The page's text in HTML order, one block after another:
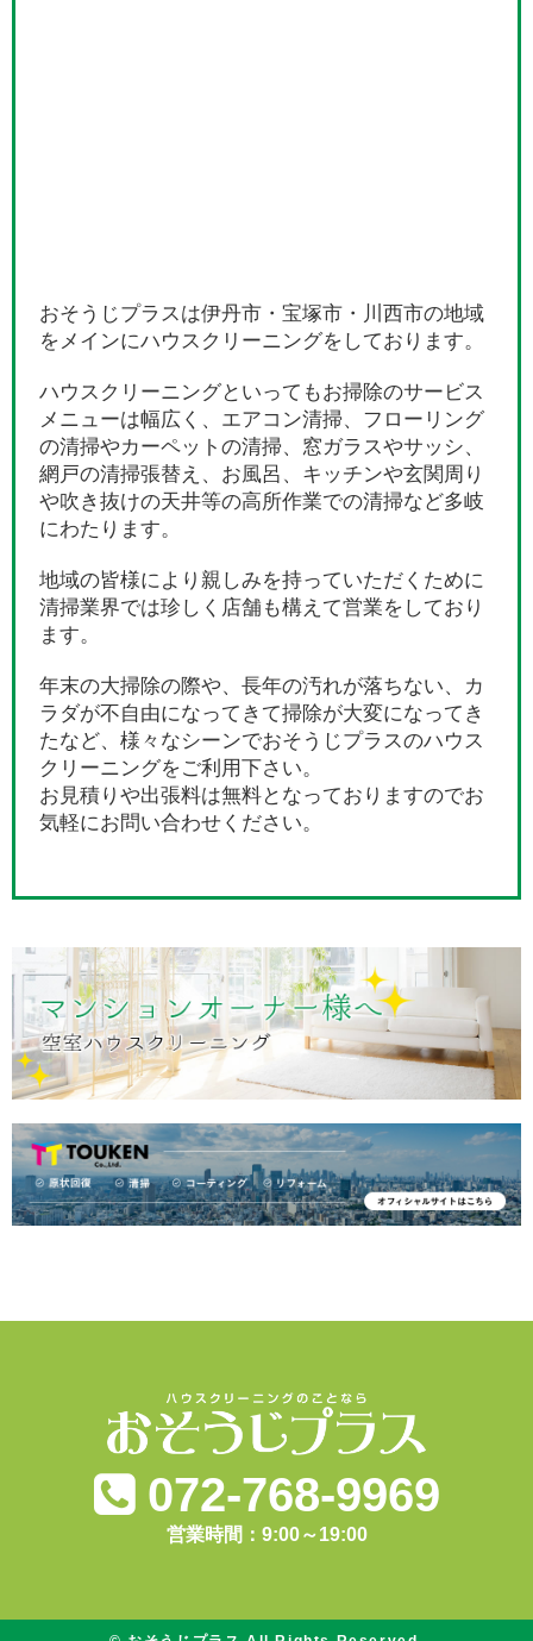
おそうじプラスは伊丹市・宝塚市・川西市の地域
をメインにハウスクリーニングをしております。
ハウスクリーニングといってもお掃除のサービス
メニューは幅広く、エアコン清掃、フローリング
の清掃やカーペットの清掃、窓ガラスやサッシ、
網戸の清掃張替え、お風呂、キッチンや玄関周り
や吹き抜けの天井等の高所作業での清掃など多岐
にわたります。
地域の皆様により親しみを持っていただくために
清掃業界では珍しく店舗も構えて営業をしており
ます。
年末の大掃除の際や、長年の汚れが落ちない、カ
ラダが不自由になってきて掃除が大変になってき
たなど、様々なシーンでおそうじプラスのハウス
クリーニングをご利用下さい。
お見積りや出張料は無料となっておりますのでお
気軽にお問い合わせください。
072-768-9969
営業時間：9:00～19:00